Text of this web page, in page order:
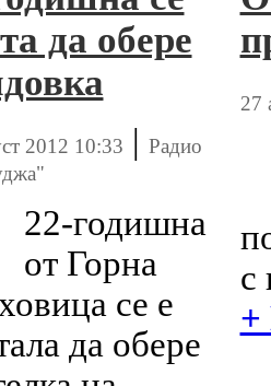
да обере
2012 10:33 | Радио
22-годишна
от Горна
се е
да обере
27
с
+